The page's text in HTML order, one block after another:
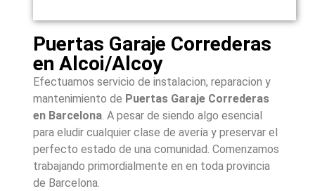
Puertas Garaje Correderas
en Alcoi/Alcoy
Efectuamos servicio de instalacion, reparacion y
mantenimiento de Puertas Garaje Correderas
en Barcelona. A pesar de siendo algo esencial
para eludir cualquier clase de avería y preservar el
perfecto estado de una comunidad. Comenzamos
trabajando primordialmente en en toda provincia
de Barcelona.